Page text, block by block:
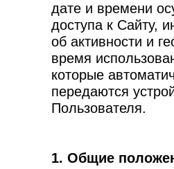
дате и времени
доступа к Сайту,
об активности и
время
которые
передаются
Пользователя.
1. Общие